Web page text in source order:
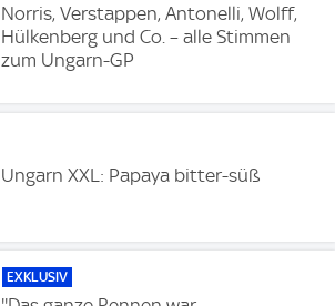
Norris, Verstappen, Antonelli, Wolff,
Hülkenberg und Co. – alle Stimmen
zum Ungarn-GP
Ungarn XXL: Papaya bitter-süß
EXKLUSIV